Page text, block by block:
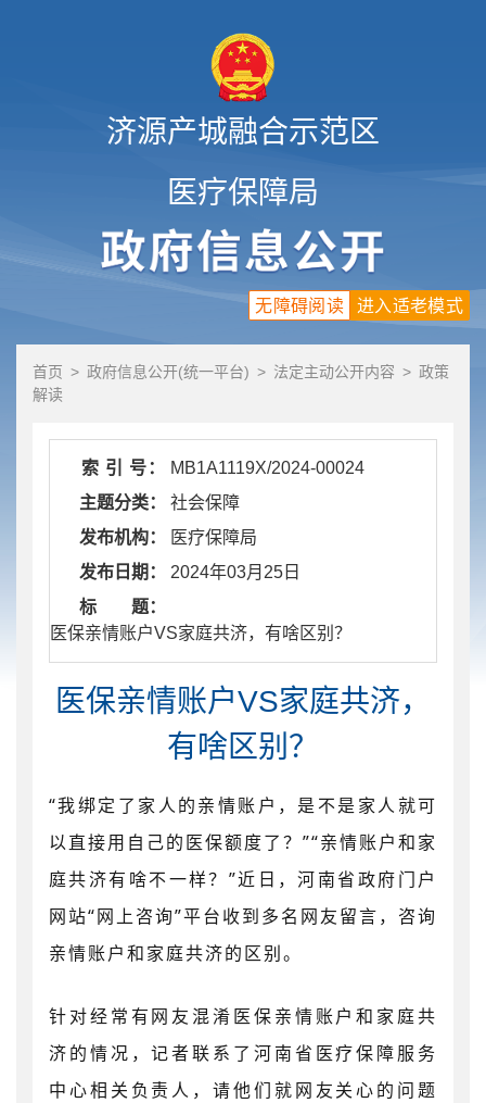
济源产城融合示范区
医疗保障局
进入适老模式
无障碍阅读
首页 > 政府信息公开(统一平台) > 法定主动公开内容 > 政策
解读
索 引 号：
MB1A1119X/2024-00024
主题分类：
社会保障
发布机构：
医疗保障局
发布日期：
2024年03月25日
标 题：
​ 医保亲情账户VS家庭共济，有啥区别？
医保亲情账户VS家庭共济，
有啥区别？
“我绑定了家人的亲情账户，是不是家人就可
以直接用自己的医保额度了？”“亲情账户和家
庭共济有啥不一样？”近日，河南省政府门户
网站“网上咨询”平台收到多名网友留言，咨询
亲情账户和家庭共济的区别。
针对经常有网友混淆医保亲情账户和家庭共
济的情况，记者联系了河南省医疗保障服务
中心相关负责人，请他们就网友关心的问题